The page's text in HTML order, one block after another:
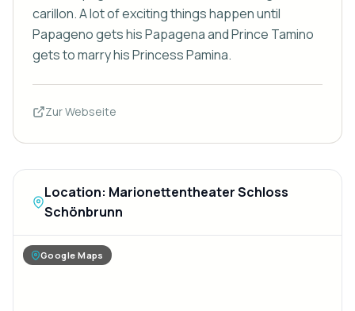
carillon. A lot of exciting things happen until
Papageno gets his Papagena and Prince Tamino
gets to marry his Princess Pamina.
Zur Webseite
Location: Marionettentheater Schloss
Schönbrunn
Google Maps